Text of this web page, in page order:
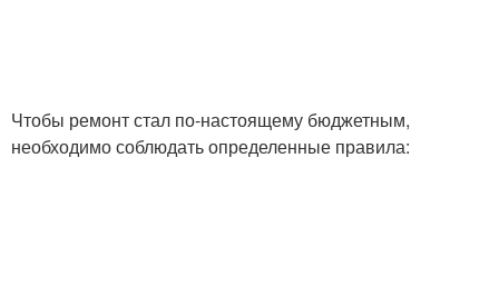
Чтобы ремонт стал по-настоящему бюджетным,
необходимо соблюдать определенные правила: